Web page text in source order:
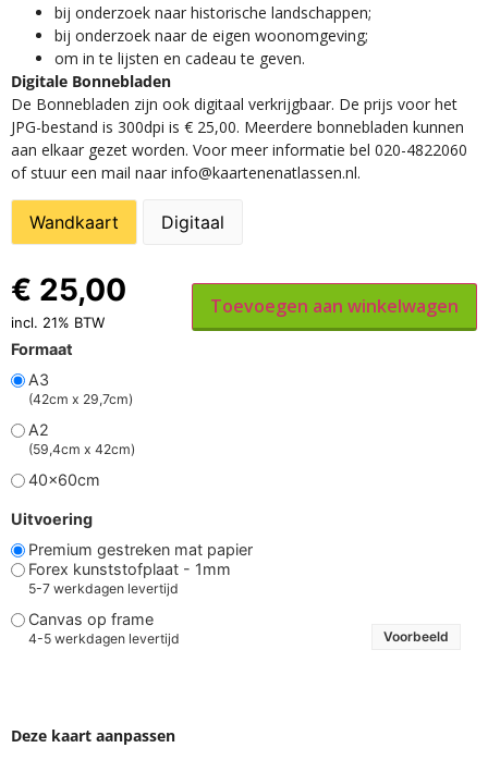
​bij onderzoek naar historische landschappen;
bij onderzoek naar de eigen woonomgeving;
om in te lijsten en cadeau te geven.
Digitale Bonnebladen
De Bonnebladen zijn ook digitaal verkrijgbaar. De prijs voor het
JPG-bestand is 300dpi is € 25,00. Meerdere bonnebladen kunnen
aan elkaar gezet worden. Voor meer informatie bel 020-4822060
of stuur een mail naar info@kaartenenatlassen.nl.
Wandkaart Digitaal
Formaat
A3
(42cm x 29,7cm)
A2
(59,4cm x 42cm)
40x60cm
Uitvoering
Premium gestreken mat papier
Forex kunststofplaat - 1mm
5-7 werkdagen levertijd
Canvas op frame
4-5 werkdagen levertijd Voorbeeld
€ 25,00
incl. 21% BTW
Toevoegen aan winkelwagen
Deze kaart aanpassen